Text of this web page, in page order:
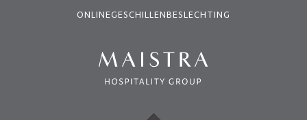
ONLINEGESCHILLENBESLECHTING